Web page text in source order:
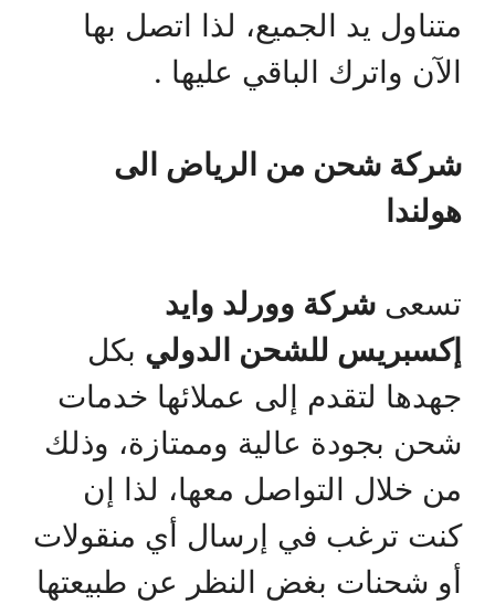
متناول يد الجميع، لذا اتصل بها
الآن واترك الباقي عليها .
شركة شحن من الرياض الى
هولندا
تسعى شركة وورلد وايد
إكسبريس للشحن الدولي بكل
جهدها لتقدم إلى عملائها خدمات
شحن بجودة عالية وممتازة، وذلك
من خلال التواصل معها، لذا إن
كنت ترغب في إرسال أي منقولات
أو شحنات بغض النظر عن طبيعتها